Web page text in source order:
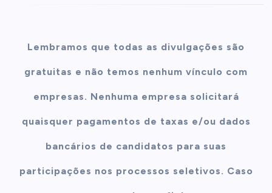
Lembramos que todas as divulgações são
gratuitas e não temos nenhum vínculo com
empresas. Nenhuma empresa solicitará
quaisquer pagamentos de taxas e/ou dados
bancários de candidatos para suas
participações nos processos seletivos. Caso